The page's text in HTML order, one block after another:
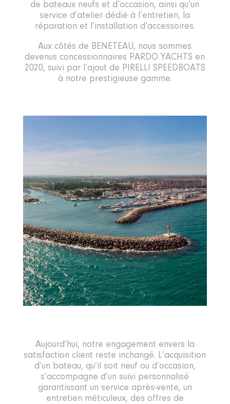
de bateaux neufs et d’occasion, ainsi qu’un
service d’atelier dédié à l’entretien, la
réparation et l’installation d’accessoires.
Aux côtés de BENETEAU, nous sommes
devenus concessionnaires PARDO YACHTS en
2020, suivi par l’ajout de PIRELLI SPEEDBOATS
à notre prestigieuse gamme.
Aujourd’hui, notre engagement envers la
satisfaction client reste inchangé. L’acquisition
d’un bateau, qu’il soit neuf ou d’occasion,
s’accompagne d’un suivi personnalisé
garantissant un service après-vente, un
entretien méticuleux, des offres de